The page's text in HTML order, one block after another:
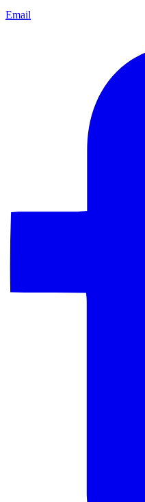
Email